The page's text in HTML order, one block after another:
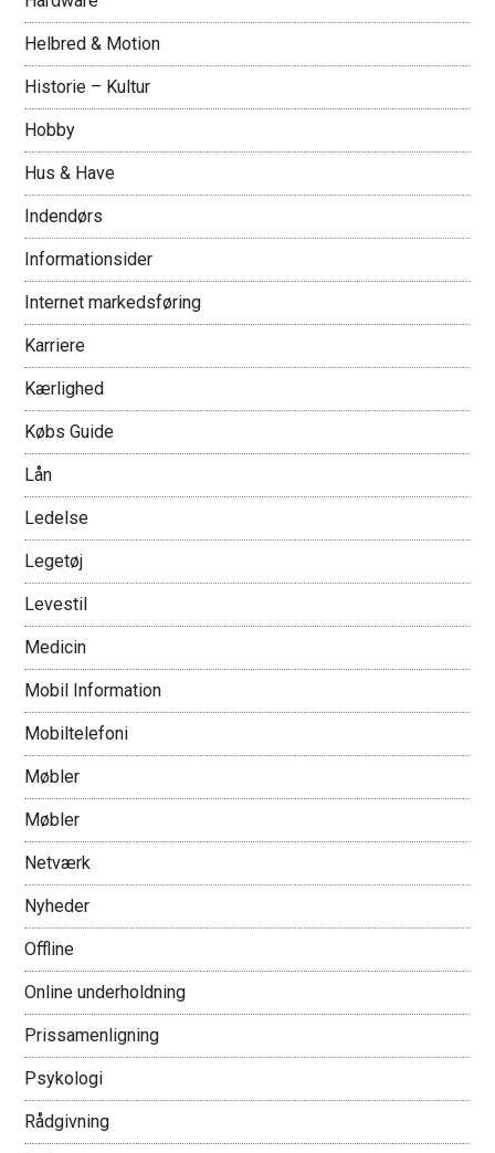
Helbred & Motion
Historie – Kultur
Hobby
Hus & Have
Indendørs
Informationsider
Internet markedsføring
Karriere
Kærlighed
Købs Guide
Lån
Ledelse
Legetøj
Levestil
Medicin
Mobil Information
Mobiltelefoni
Møbler
Møbler
Netværk
Nyheder
Offline
Online underholdning
Prissamenligning
Psykologi
Rådgivning